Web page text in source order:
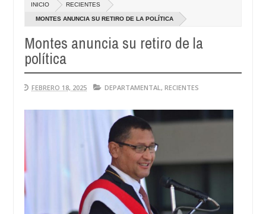
04,
20260
0
INTERNACIONAL Condenan a 3 años de cárcel al alcalde
estratégicas
20260
INTERNACIONAL La víctima 150 de
INICIO RECIENTES
MONTES ANUNCIA SU RETIRO DE LA POLÍTICA
Montes anuncia su retiro de la
política
FEBRERO 18, 2025 DEPARTAMENTAL , RECIENTES